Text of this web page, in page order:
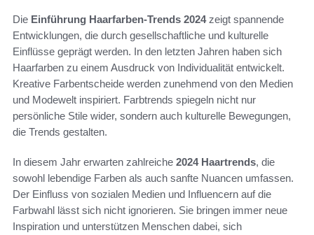
Die Einführung Haarfarben-Trends 2024zeigt spannende
Entwicklungen, die durch gesellschaftliche und kulturelle
Einflüsse geprägt werden. In den letzten Jahren haben sich
Haarfarben zu einem Ausdruck von Individualität entwickelt.
Kreative Farbentscheide werden zunehmend von den Medien
und Modewelt inspiriert. Farbtrends spiegeln nicht nur
persönliche Stile wider, sondern auch kulturelle Bewegungen,
die Trends gestalten.
In diesem Jahr erwarten zahlreiche 2024 Haartrends, die
sowohl lebendige Farben als auch sanfte Nuancen umfassen.
Der Einfluss von sozialen Medien und Influencern auf die
Farbwahl lässt sich nicht ignorieren. Sie bringen immer neue
Inspiration und unterstützen Menschen dabei, sich